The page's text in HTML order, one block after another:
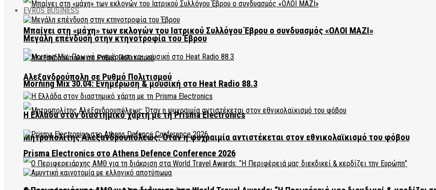
Μπαίνει στη «μάχη» των εκλογών του Ιατρικού Συλλόγου Έβρου ο συνδυασμός «ΟΛΟΙ ΜΑΖΙ»
Morning Mix 30.04: Ενημέρωση & μουσική στο Heat Radio 88.3
Μητροπολίτης Αλεξανδρουπόλεως: Όταν η ψυχραιμία αντιστέκεται στον εθνικολαϊκισμό του φόβου
EVROS BUSINESS
Μεγάλη επένδυση στην κτηνοτροφία του Έβρου
Αλεξανδρούπολη σε Ρυθμό Πολιτισμού
Η Ελλάδα στον διαστημικό χάρτη με τη Prisma Electronics
Prisma Electronics στο Athens Defence Conference 2026